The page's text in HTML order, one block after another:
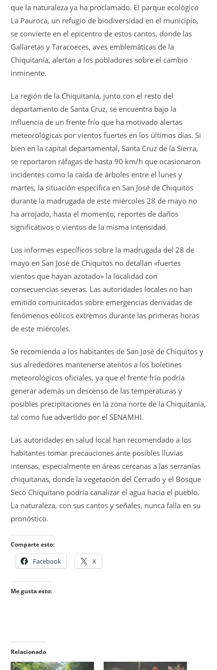
que la naturaleza ya ha proclamado. El parque ecológico
La Pauroca, un refugio de biodiversidad en el municipio,
se convierte en el epicentro de estos cantos, donde las
Gallaretas y Taracoeces, aves emblemáticas de la
Chiquitanía, alertan a los pobladores sobre el cambio
inminente.
La región de la Chiquitanía, junto con el resto del
departamento de Santa Cruz, se encuentra bajo la
influencia de un frente frío que ha motivado alertas
meteorológicas por vientos fuertes en los últimos días.Si
bien en la capital departamental, Santa Cruz de la Sierra,
se reportaron ráfagas de hasta 90 km/h que ocasionaron
incidentes como la caída de árboles entre el lunes y
martes, la situación específica en San José de Chiquitos
durante la madrugada de este miércoles 28 de mayo no
ha arrojado, hasta el momento, reportes de daños
significativos o vientos de la misma intensidad.
Los informes específicos sobre la madrugada del 28 de
mayo en San José de Chiquitos no detallan «fuertes
vientos que hayan azotado» la localidad con
consecuencias severas. Las autoridades locales no han
emitido comunicados sobre emergencias derivadas de
fenómenos eólicos extremos durante las primeras horas
de este miércoles.
Se recomienda a los habitantes de San José de Chiquitos y
sus alrededores mantenerse atentos a los boletines
meteorológicos oficiales, ya que el frente frío podría
generar además un descenso de las temperaturas y
posibles precipitaciones en la zona norte de la Chiquitanía,
tal como fue advertido por el SENAMHI.
Las autoridades en salud local han recomendado a los
habitantes tomar precauciones ante posibles lluvias
intensas, especialmente en áreas cercanas a las serranías
chiquitanas, donde la vegetación del Cerrado y el Bosque
Seco Chiquitano podría canalizar el agua hacia el pueblo.
La naturaleza, con sus cantos y señales, nunca falla en su
pronóstico.
Comparte esto:
Facebook X
Me gusta esto:
Relacionado